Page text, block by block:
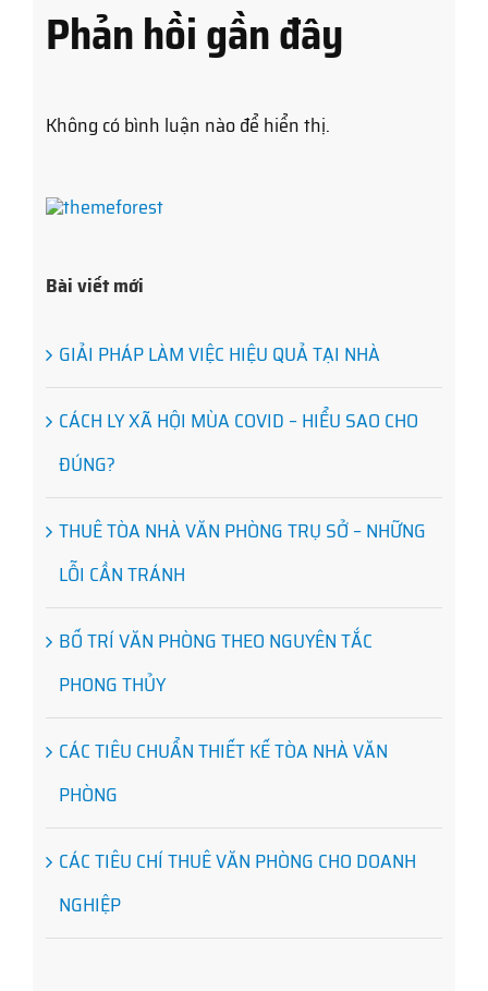
Phản hồi gần đây
Không có bình luận nào để hiển thị.
Bài viết mới
GIẢI PHÁP LÀM VIỆC HIỆU QUẢ TẠI NHÀ
CÁCH LY XÃ HỘI MÙA COVID – HIỂU SAO CHO
ĐÚNG?
THUÊ TÒA NHÀ VĂN PHÒNG TRỤ SỞ – NHỮNG
LỖI CẦN TRÁNH
BỐ TRÍ VĂN PHÒNG THEO NGUYÊN TẮC
PHONG THỦY
CÁC TIÊU CHUẨN THIẾT KẾ TÒA NHÀ VĂN
PHÒNG
CÁC TIÊU CHÍ THUÊ VĂN PHÒNG CHO DOANH
NGHIỆP